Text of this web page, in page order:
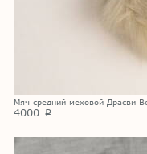
Мяч средний меховой Драсви
4000 p